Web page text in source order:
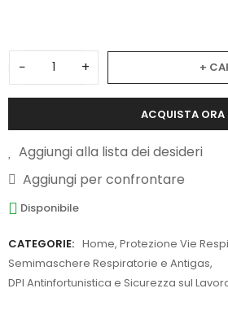
− + +
ACQUISTA ORA
Aggiungi alla lista dei desideri
Aggiungi per confrontare
Disponibile
CATEGORIE: Home, Protezione Vie
Semimaschere Respiratorie e Antigas,
DPI Antinfortunistica e Sicurezza sul